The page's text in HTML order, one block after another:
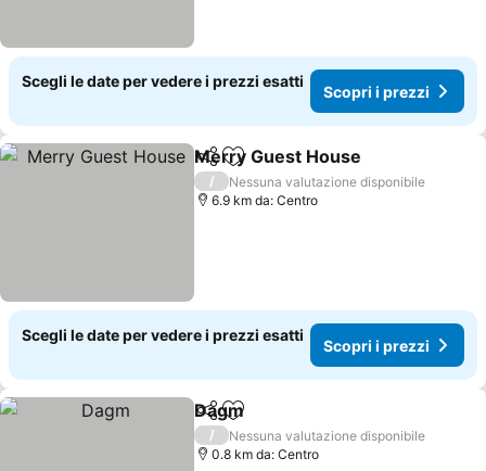
Scegli le date per vedere i prezzi esatti
Scopri i prezzi
CondividiAggiungi ai preferiti
Merry Guest House
/
Nessuna valutazione disponibile
6.9 km da: Centro
Scegli le date per vedere i prezzi esatti
Scopri i prezzi
CondividiAggiungi ai preferiti
Dagm
/
Nessuna valutazione disponibile
0.8 km da: Centro